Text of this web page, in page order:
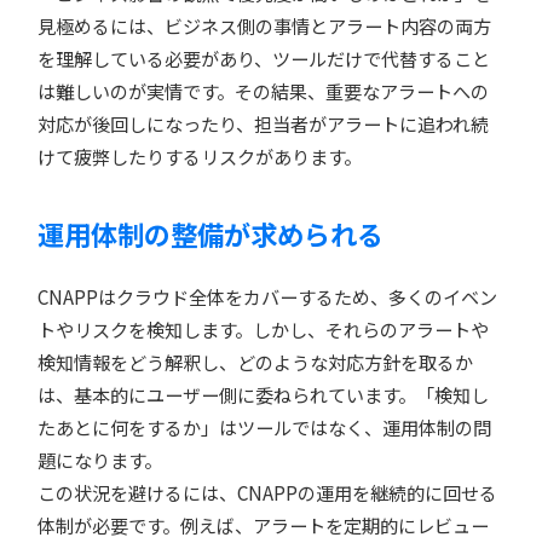
見極めるには、ビジネス側の事情とアラート内容の両方
を理解している必要があり、ツールだけで代替すること
は難しいのが実情です。その結果、重要なアラートへの
対応が後回しになったり、担当者がアラートに追われ続
けて疲弊したりするリスクがあります。
運用体制の整備が求められる
CNAPPはクラウド全体をカバーするため、多くのイベン
トやリスクを検知します。しかし、それらのアラートや
検知情報をどう解釈し、どのような対応方針を取るか
は、基本的にユーザー側に委ねられています。「検知し
たあとに何をするか」はツールではなく、運用体制の問
題になります。
この状況を避けるには、CNAPPの運用を継続的に回せる
体制が必要です。例えば、アラートを定期的にレビュー